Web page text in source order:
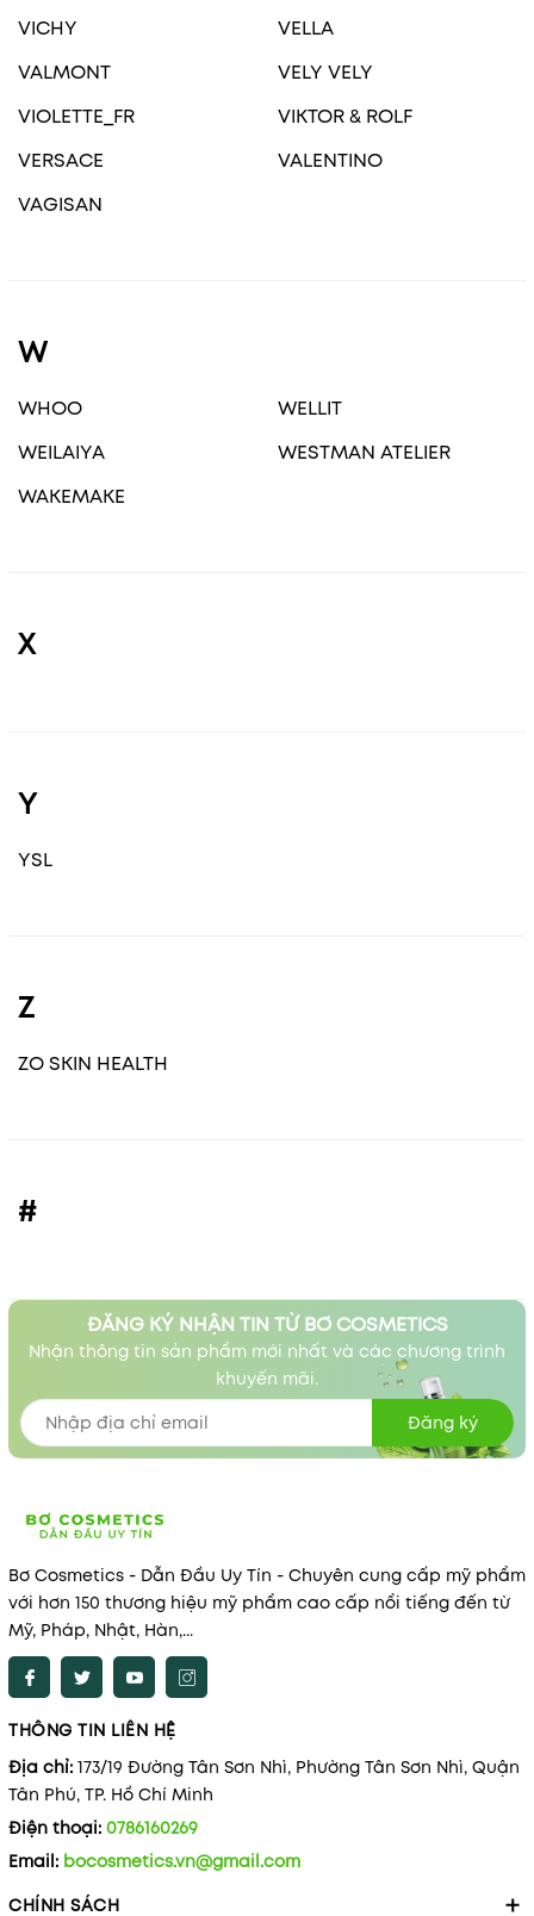
VICHY
VELLA
VALMONT
VELY VELY
VIOLETTE_FR
VIKTOR & ROLF
VERSACE
VALENTINO
VAGISAN
W
WHOO
WELLIT
WEILAIYA
WESTMAN ATELIER
WAKEMAKE
X
Y
YSL
Z
ZO SKIN HEALTH
#
ĐĂNG KÝ NHẬN TIN TỪ BƠ COSMETICS
Nhận thông tin sản phẩm mới nhất và các chương trình
khuyến mãi.
Đăng ký
Bơ Cosmetics - Dẫn Đầu Uy Tín - Chuyên cung cấp mỹ phẩm
với hơn 150 thương hiệu mỹ phẩm cao cấp nổi tiếng đến từ
Mỹ, Pháp, Nhật, Hàn,...
THÔNG TIN LIÊN HỆ
Địa chỉ: 173/19 Đường Tân Sơn Nhì, Phường Tân Sơn Nhì, Quận
Tân Phú, TP. Hồ Chí Minh
Điện thoại: 0786160269
Email: bocosmetics.vn@gmail.com
CHÍNH SÁCH